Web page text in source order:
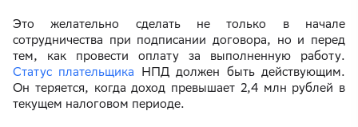
Это желательно сделать не только в начале
сотрудничества при подписании договора, но и перед
тем, как провести оплату за выполненную работу.
Статус плательщика НПД должен быть действующим.
Он теряется, когда доход превышает 2,4 млн рублей в
текущем налоговом периоде.